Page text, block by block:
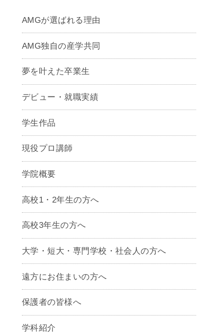
AMGが選ばれる理由
AMG独自の産学共同
夢を叶えた卒業生
デビュー・就職実績
学生作品
現役プロ講師
学院概要
高校1・2年生の方へ
高校3年生の方へ
大学・短大・専門学校・社会人の方へ
遠方にお住まいの方へ
保護者の皆様へ
学科紹介